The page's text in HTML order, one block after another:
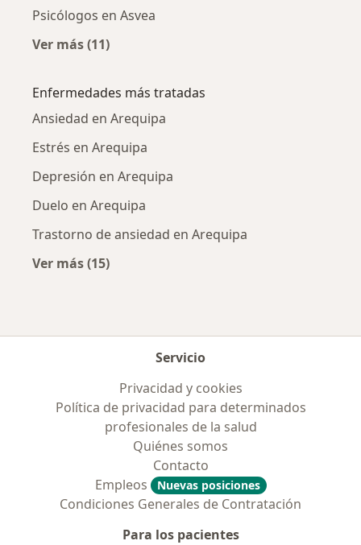
Psicólogos en Asvea
Ver más (11)
Enfermedades más tratadas
Ansiedad en Arequipa
Estrés en Arequipa
Depresión en Arequipa
Duelo en Arequipa
Trastorno de ansiedad en Arequipa
Ver más (15)
Servicio
Privacidad y cookies
Política de privacidad para determinados
profesionales de la salud
Quiénes somos
Contacto
Empleos
Nuevas posiciones
Condiciones Generales de Contratación
Para los pacientes